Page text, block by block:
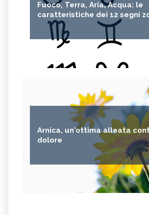
Fuoco, Terra, Aria, Acqua: le
caratteristiche dei 12 segni
Arnica, un'ottima alleata
dolore